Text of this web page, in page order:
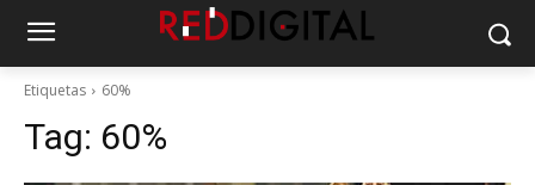
Etiquetas 60%
Tag: 60%